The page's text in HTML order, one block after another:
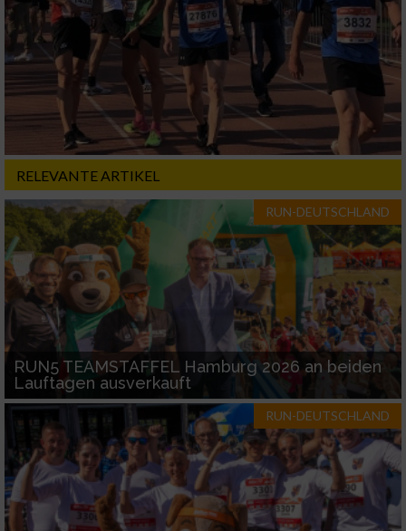
RELEVANTE ARTIKEL
RUN-DEUTSCHLAND
RUN5 TEAMSTAFFEL Hamburg 2026 an beiden
Lauftagen ausverkauft
RUN-DEUTSCHLAND